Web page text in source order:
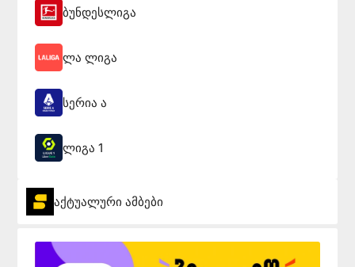
ბუნდესლიგა
ლა ლიგა
სერია ა
ლიგა 1
აქტუალური ამბები